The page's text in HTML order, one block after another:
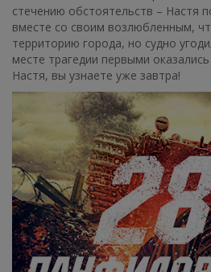
стечению обстоятельств – Настя
вместе со своим возлюбленным,
территорию города, но судно
месте трагедии первыми
Настя, вы узнаете уже завтра!